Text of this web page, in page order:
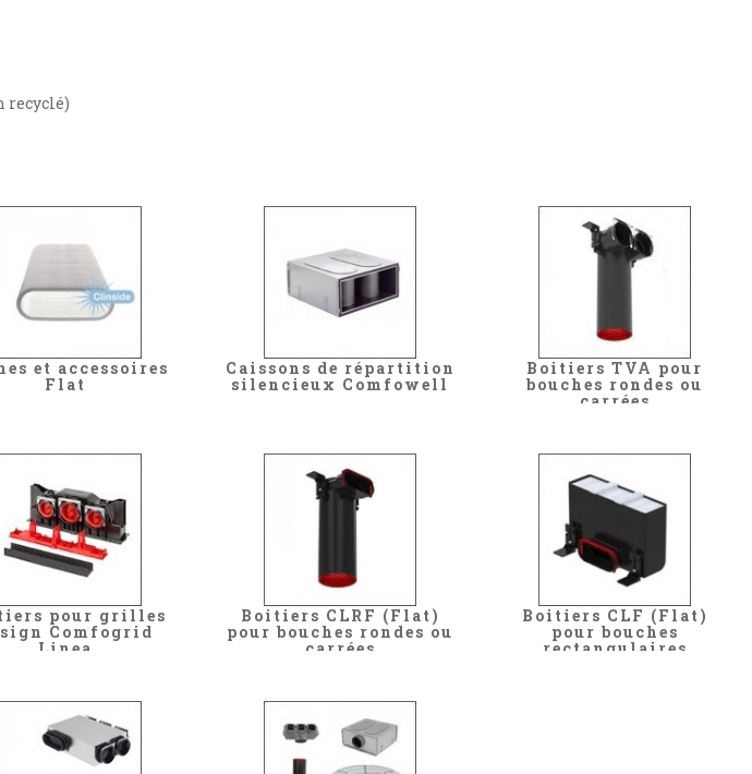
recyclé)
et accessoires
Flat
Caissons de répartition
silencieux Comfowell
Boitiers TVA pour
bouches rondes ou
carrées
pour grilles
Comfogrid
Linea
Boitiers CLRF (Flat)
pour bouches rondes ou
carrées
Boitiers CLF (Flat)
pour bouches
rectangulaires